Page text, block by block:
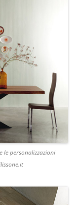
le personalizzazioni